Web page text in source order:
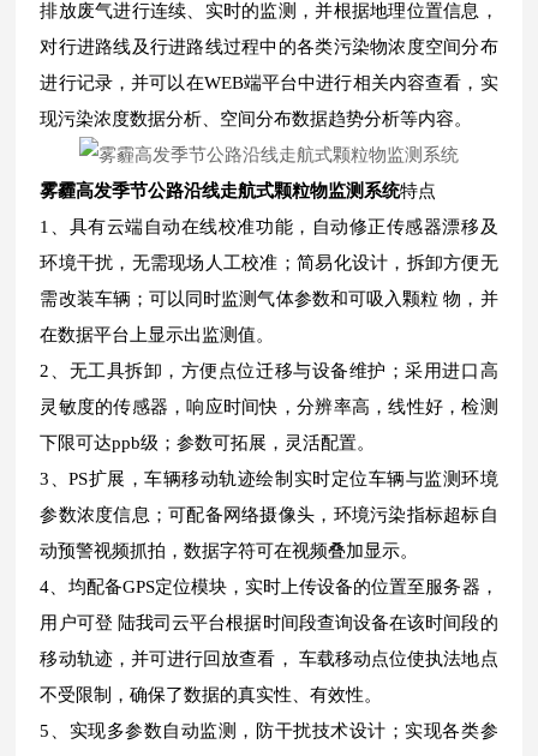
排放废气进行连续、实时的监测，并根据地理位置信息，
对行进路线及行进路线过程中的各类污染物浓度空间分布
进行记录，并可以在WEB端平台中进行相关内容查看，实
现污染浓度数据分析、空间分布数据趋势分析等内容。
雾霾高发季节公路沿线走航式颗粒物监测系统特点
1、具有云端自动在线校准功能，自动修正传感器漂移及
环境干扰，无需现场人工校准；简易化设计，拆卸方便无
需改装车辆；可以同时监测气体参数和可吸入颗粒 物，并
在数据平台上显示出监测值。
2、无工具拆卸，方便点位迁移与设备维护；采用进口高
灵敏度的传感器，响应时间快，分辨率高，线性好，检测
下限可达ppb级；参数可拓展，灵活配置。
3、PS扩展，车辆移动轨迹绘制实时定位车辆与监测环境
参数浓度信息；可配备网络摄像头，环境污染指标超标自
动预警视频抓拍，数据字符可在视频叠加显示。
4、均配备GPS定位模块，实时上传设备的位置至服务器，
用户可登 陆我司云平台根据时间段查询设备在该时间段的
移动轨迹，并可进行回放查看， 车载移动点位使执法地点
不受限制，确保了数据的真实性、有效性。
5、实现多参数自动监测，防干扰技术设计；实现各类参